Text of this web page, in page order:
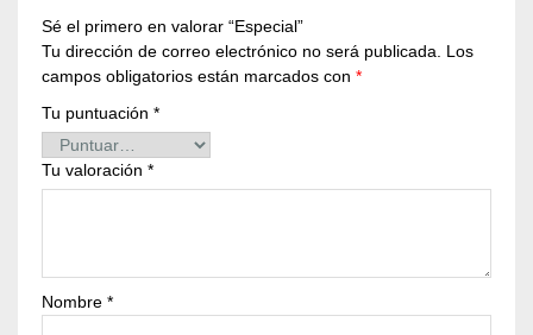
Sé el primero en valorar “Especial”
Tu dirección de correo electrónico no será publicada.
Los
campos obligatorios están marcados con *
Tu puntuación *
Tu valoración *
Nombre *